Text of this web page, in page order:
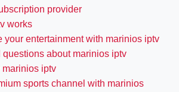
provider
works
your entertainment with marinios iptv
questions about marinios iptv
iptv
sports channel with marinios